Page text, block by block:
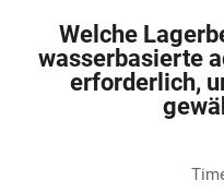
Welche
wasserbasierte
erforderlich,